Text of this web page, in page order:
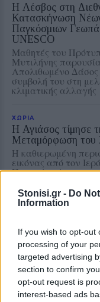
Stonisi.gr - Do
Information
If you wish to opt-out
processing of your
targeted advertising
section to confirm
opt-out request is
interest-based ads
Η Λέσβος στη
Κατασκήνωση
Παγκόσμιων
UNESCO
Μαθητές του
Μυτιλήνης
Απολιθωμένο Δάσος
συμβολή του στη
κλιματικής αλλαγής
ΧΩΡΙΑ
Η Αγιάσος τίμησε
Μεταμόρφωση του
Η καθιερωμένη
εικόνας από τον
Παναγίας έως τον
Κτηματολόγιο και
Κολυμβητήριο στη
Κουφέλου με το
Πολεοδομικός
αντισεισμική
στελέχωση των